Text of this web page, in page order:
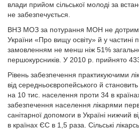
влади прийом сільської молоді за
не забезпечується.
ВНЗ МОЗ за потурання МОН не
України «Про вищу освіту» й у частині
замовленням не менш ніж 51%
першокурсників. У 2010 р. прийнято
Рівень забезпечення практикуючими
від середньоєвропейського й становить
на 10 тис. населення проти 34 в
забезпечення населення лікарями
санітарної допомоги в Україні нижчий
в країнах ЄС в 1,5 раза. Сільські